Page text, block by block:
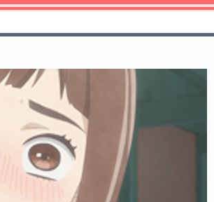
量カップル増産計画」始動
深発言。文芸部波乱の山梨合宿へ。
タバレ感想まとめ